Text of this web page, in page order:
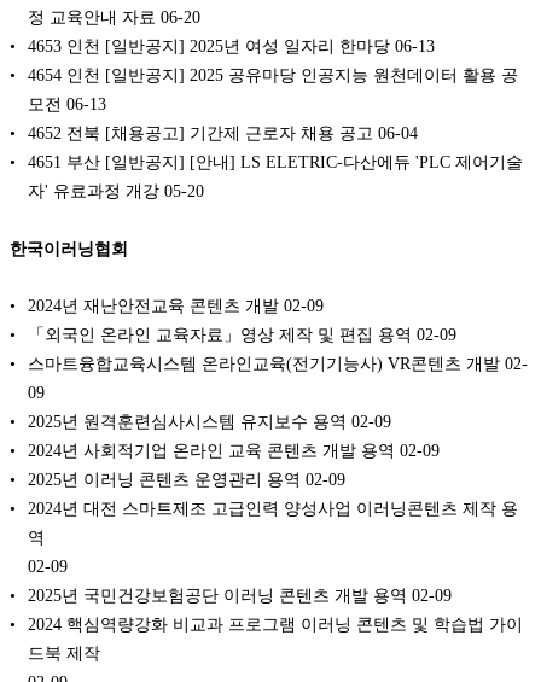
정 교육안내 자료 06-20
4653 인천 [일반공지] 2025년 여성 일자리 한마당 06-13
4654 인천 [일반공지] 2025 공유마당 인공지능 원천데이터 활용 공
모전 06-13
4652 전북 [채용공고] 기간제 근로자 채용 공고 06-04
4651 부산 [일반공지] [안내] LS ELETRIC-다산에듀 'PLC 제어기술
자' 유료과정 개강 05-20
한국이러닝협회
2024년 재난안전교육 콘텐츠 개발 02-09
「외국인 온라인 교육자료」영상 제작 및 편집 용역 02-09
스마트융합교육시스템 온라인교육(전기기능사) VR콘텐츠 개발 02-
09
2025년 원격훈련심사시스템 유지보수 용역 02-09
2024년 사회적기업 온라인 교육 콘텐츠 개발 용역 02-09
2025년 이러닝 콘텐츠 운영관리 용역 02-09
2024년 대전 스마트제조 고급인력 양성사업 이러닝콘텐츠 제작 용
역
02-09
2025년 국민건강보험공단 이러닝 콘텐츠 개발 용역 02-09
2024 핵심역량강화 비교과 프로그램 이러닝 콘텐츠 및 학습법 가이
드북 제작